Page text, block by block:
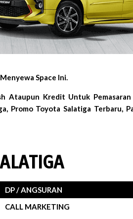
Space Ini.
Ataupun Kredit Untuk
Promo Toyota Salatiga Terbaru,
DP / ANGSURAN
CALL MARKETING